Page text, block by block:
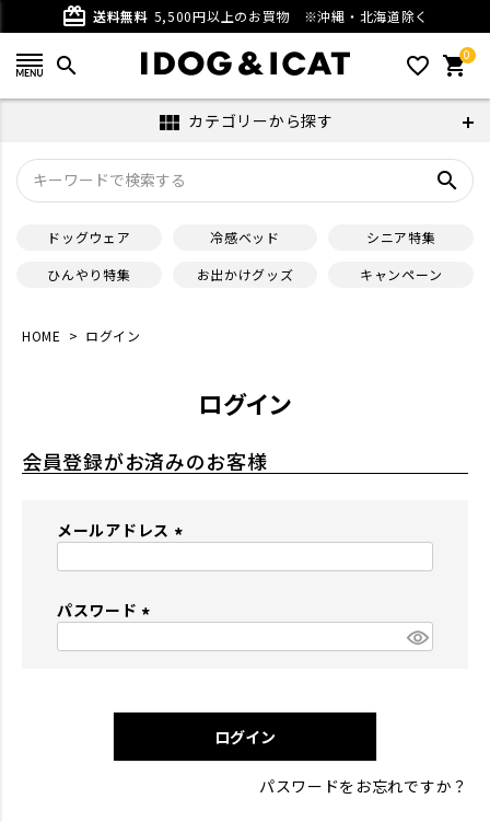
card_giftcard 送料無料 5,500円以上のお買物 ※沖縄・北海道除く
search favorite_outline 0
shopping_cart
view_module カテゴリーから探す
search
ドッグウェア 冷感ベッド
シニア特集
ひんやり特集
お出かけグッズ キャンペーン
HOME ログイン
ログイン
会員登録がお済みのお客様
メールアドレス
パスワード
)
ログイン
パスワードをお忘れですか？